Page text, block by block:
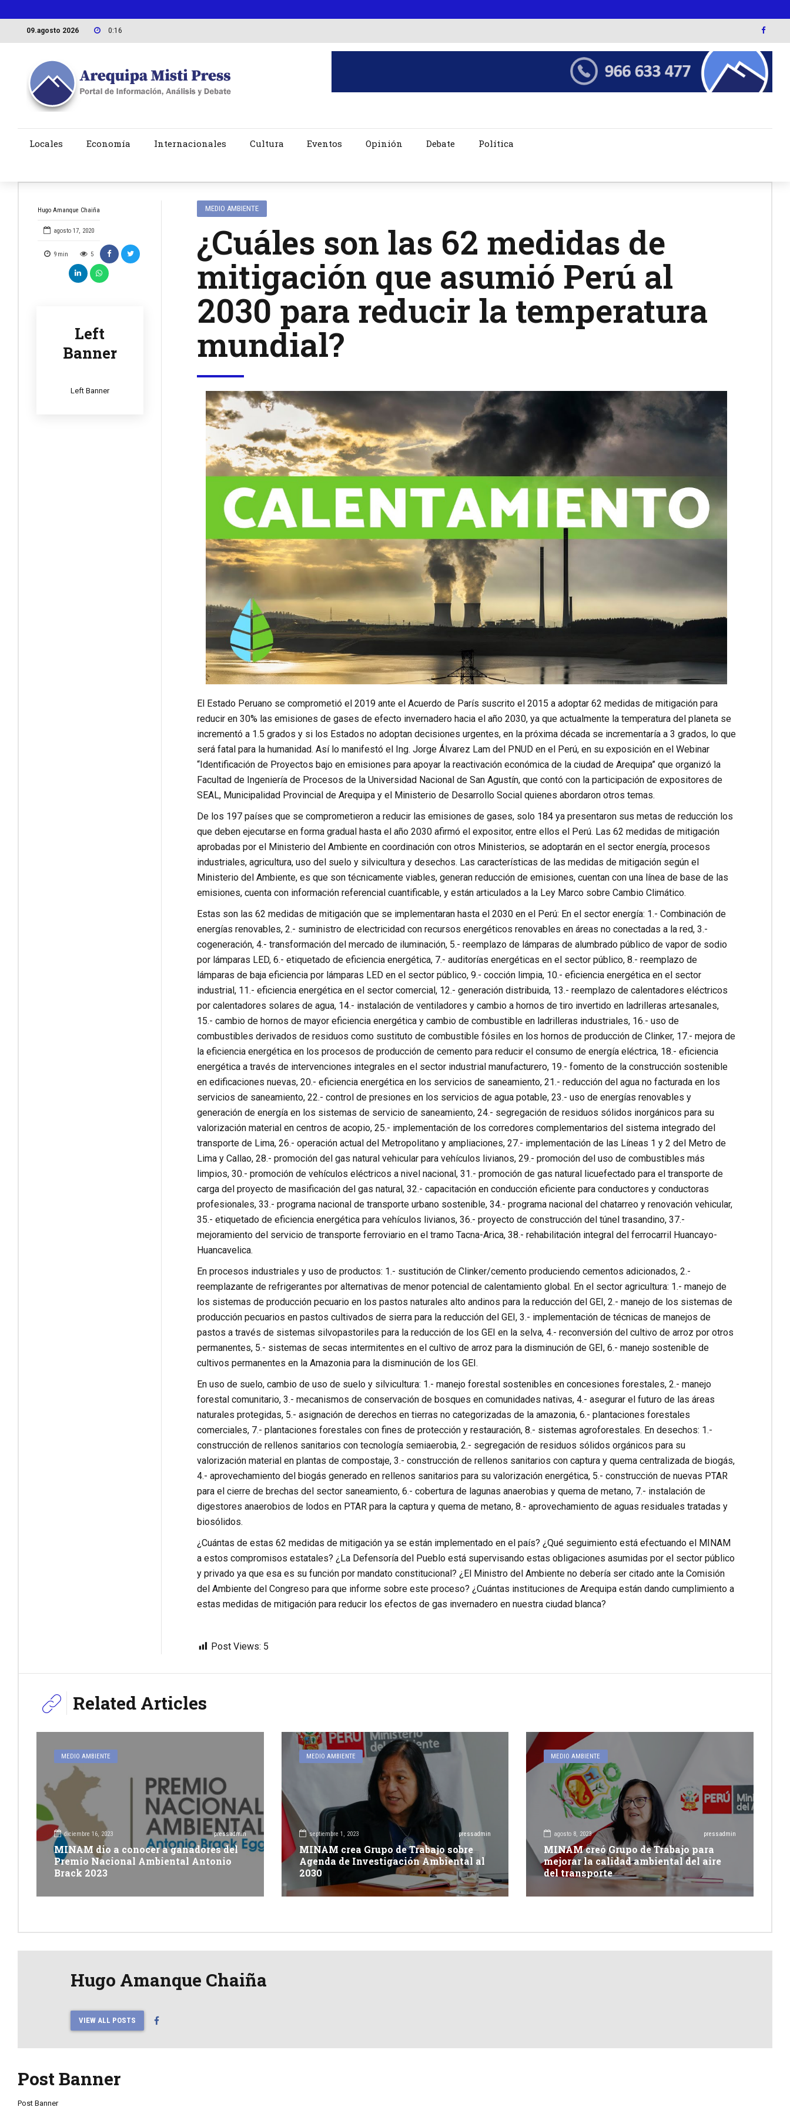
09.agosto 2026 0:16
Locales Economía Internacionales Cultura Eventos Opinión Debate Política
Hugo Amanque Chaiña
agosto 17, 2020
9 min 5
Left
Banner
Left Banner
MEDIO AMBIENTE
¿Cuáles son las 62 medidas de
mitigación que asumió Perú al
2030 para reducir la temperatura
mundial?
El Estado Peruano se comprometió el 2019 ante el Acuerdo de París suscrito el 2015 a adoptar 62 medidas de mitigación para
reducir en 30% las emisiones de gases de efecto invernadero hacia el año 2030, ya que actualmente la temperatura del planeta se
incrementó a 1.5 grados y si los Estados no adoptan decisiones urgentes, en la próxima década se incrementaría a 3 grados, lo que
será fatal para la humanidad. Así lo manifestó el Ing. Jorge Álvarez Lam del PNUD en el Perú, en su exposición en el Webinar
“Identificación de Proyectos bajo en emisiones para apoyar la reactivación económica de la ciudad de Arequipa” que organizó la
Facultad de Ingeniería de Procesos de la Universidad Nacional de San Agustín, que contó con la participación de expositores de
SEAL, Municipalidad Provincial de Arequipa y el Ministerio de Desarrollo Social quienes abordaron otros temas.
De los 197 países que se comprometieron a reducir las emisiones de gases, solo 184 ya presentaron sus metas de reducción los
que deben ejecutarse en forma gradual hasta el año 2030 afirmó el expositor, entre ellos el Perú. Las 62 medidas de mitigación
aprobadas por el Ministerio del Ambiente en coordinación con otros Ministerios, se adoptarán en el sector energía, procesos
industriales, agricultura, uso del suelo y silvicultura y desechos. Las características de las medidas de mitigación según el
Ministerio del Ambiente, es que son técnicamente viables, generan reducción de emisiones, cuentan con una línea de base de las
emisiones, cuenta con información referencial cuantificable, y están articulados a la Ley Marco sobre Cambio Climático.
Estas son las 62 medidas de mitigación que se implementaran hasta el 2030 en el Perú: En el sector energía: 1.- Combinación de
energías renovables, 2.- suministro de electricidad con recursos energéticos renovables en áreas no conectadas a la red, 3.-
cogeneración, 4.- transformación del mercado de iluminación, 5.- reemplazo de lámparas de alumbrado público de vapor de sodio
por lámparas LED, 6.- etiquetado de eficiencia energética, 7.- auditorías energéticas en el sector público, 8.- reemplazo de
lámparas de baja eficiencia por lámparas LED en el sector público, 9.- cocción limpia, 10.- eficiencia energética en el sector
industrial, 11.- eficiencia energética en el sector comercial, 12.- generación distribuida, 13.- reemplazo de calentadores eléctricos
por calentadores solares de agua, 14.- instalación de ventiladores y cambio a hornos de tiro invertido en ladrilleras artesanales,
15.- cambio de hornos de mayor eficiencia energética y cambio de combustible en ladrilleras industriales, 16.- uso de
combustibles derivados de residuos como sustituto de combustible fósiles en los hornos de producción de Clinker, 17.- mejora de
la eficiencia energética en los procesos de producción de cemento para reducir el consumo de energía eléctrica, 18.- eficiencia
energética a través de intervenciones integrales en el sector industrial manufacturero, 19.- fomento de la construcción sostenible
en edificaciones nuevas, 20.- eficiencia energética en los servicios de saneamiento, 21.- reducción del agua no facturada en los
servicios de saneamiento, 22.- control de presiones en los servicios de agua potable, 23.- uso de energías renovables y
generación de energía en los sistemas de servicio de saneamiento, 24.- segregación de residuos sólidos inorgánicos para su
valorización material en centros de acopio, 25.- implementación de los corredores complementarios del sistema integrado del
transporte de Lima, 26.- operación actual del Metropolitano y ampliaciones, 27.- implementación de las Líneas 1 y 2 del Metro de
Lima y Callao, 28.- promoción del gas natural vehicular para vehículos livianos, 29.- promoción del uso de combustibles más
limpios, 30.- promoción de vehículos eléctricos a nivel nacional, 31.- promoción de gas natural licuefectado para el transporte de
carga del proyecto de masificación del gas natural, 32.- capacitación en conducción eficiente para conductores y conductoras
profesionales, 33.- programa nacional de transporte urbano sostenible, 34.- programa nacional del chatarreo y renovación vehicular,
35.- etiquetado de eficiencia energética para vehículos livianos, 36.- proyecto de construcción del túnel trasandino, 37.-
mejoramiento del servicio de transporte ferroviario en el tramo Tacna-Arica, 38.- rehabilitación integral del ferrocarril Huancayo-
Huancavelica.
En procesos industriales y uso de productos: 1.- sustitución de Clinker/cemento produciendo cementos adicionados, 2.-
reemplazante de refrigerantes por alternativas de menor potencial de calentamiento global. En el sector agricultura: 1.- manejo de
los sistemas de producción pecuario en los pastos naturales alto andinos para la reducción del GEI, 2.- manejo de los sistemas de
producción pecuarios en pastos cultivados de sierra para la reducción del GEI, 3.- implementación de técnicas de manejos de
pastos a través de sistemas silvopastoriles para la reducción de los GEI en la selva, 4.- reconversión del cultivo de arroz por otros
permanentes, 5.- sistemas de secas intermitentes en el cultivo de arroz para la disminución de GEI, 6.- manejo sostenible de
cultivos permanentes en la Amazonia para la disminución de los GEI.
En uso de suelo, cambio de uso de suelo y silvicultura: 1.- manejo forestal sostenibles en concesiones forestales, 2.- manejo
forestal comunitario, 3.- mecanismos de conservación de bosques en comunidades nativas, 4.- asegurar el futuro de las áreas
naturales protegidas, 5.- asignación de derechos en tierras no categorizadas de la amazonia, 6.- plantaciones forestales
comerciales, 7.- plantaciones forestales con fines de protección y restauración, 8.- sistemas agroforestales. En desechos: 1.-
construcción de rellenos sanitarios con tecnología semiaerobia, 2.- segregación de residuos sólidos orgánicos para su
valorización material en plantas de compostaje, 3.- construcción de rellenos sanitarios con captura y quema centralizada de biogás,
4.- aprovechamiento del biogás generado en rellenos sanitarios para su valorización energética, 5.- construcción de nuevas PTAR
para el cierre de brechas del sector saneamiento, 6.- cobertura de lagunas anaerobias y quema de metano, 7.- instalación de
digestores anaerobios de lodos en PTAR para la captura y quema de metano, 8.- aprovechamiento de aguas residuales tratadas y
biosólidos.
¿Cuántas de estas 62 medidas de mitigación ya se están implementado en el país? ¿Qué seguimiento está efectuando el MINAM
a estos compromisos estatales? ¿La Defensoría del Pueblo está supervisando estas obligaciones asumidas por el sector público
y privado ya que esa es su función por mandato constitucional? ¿El Ministro del Ambiente no debería ser citado ante la Comisión
del Ambiente del Congreso para que informe sobre este proceso? ¿Cuántas instituciones de Arequipa están dando cumplimiento a
estas medidas de mitigación para reducir los efectos de gas invernadero en nuestra ciudad blanca?
Post Views: 5
Related Articles
MEDIO AMBIENTE
diciembre 16, 2023 pressadmin
MINAM dio a conocer a ganadores del
Premio Nacional Ambiental Antonio
Brack 2023
MEDIO AMBIENTE
septiembre 1, 2023 pressadmin
MINAM crea Grupo de Trabajo sobre
Agenda de Investigación Ambiental al
2030
MEDIO AMBIENTE
agosto 8, 2023 pressadmin
MINAM creó Grupo de Trabajo para
mejorar la calidad ambiental del aire
del transporte
Hugo Amanque Chaiña
VIEW ALL POSTS
Post Banner
Post Banner